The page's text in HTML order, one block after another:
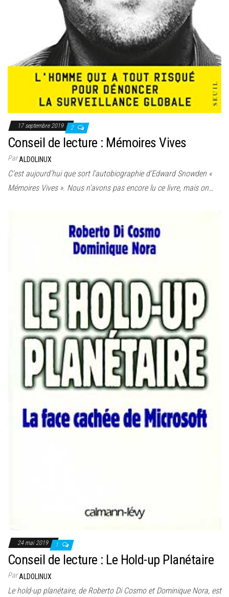
17 septembre 2019 2
Conseil de lecture : Mémoires Vives
ParALDOLINUX
C’est aujourd’hui que sort l’autobiographie d’Edward Snowden «
Mémoires Vives ». Nous n’avons pas encore lu ce livre, mais on…
24 mai 2019 1
Conseil de lecture : Le Hold-up Planétaire
ParALDOLINUX
Le hold-up planétaire, de Roberto Di Cosmo et Dominique Nora, est